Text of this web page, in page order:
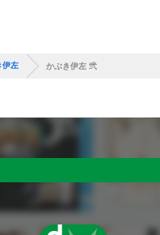
伊左 かぶき伊左 弐